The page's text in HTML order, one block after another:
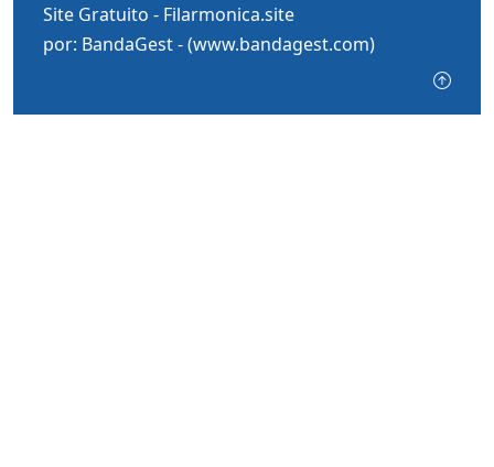
Site Gratuito - Filarmonica.site
por: BandaGest -(www.bandagest.com)